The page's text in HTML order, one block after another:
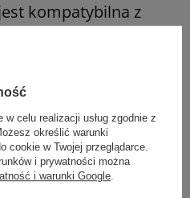
kompatybilna z
się oliwka.
wykonana z wysokiej
Przeznaczona do
celu realizacji usług zgodnie z
określić warunki
cookie w Twojej przeglądarce.
i prywatności można
i warunki Google